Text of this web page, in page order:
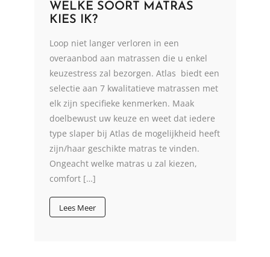
WELKE SOORT MATRAS
KIES IK?
Loop niet langer verloren in een
overaanbod aan matrassen die u enkel
keuzestress zal bezorgen. Atlas biedt een
selectie aan 7 kwalitatieve matrassen met
elk zijn specifieke kenmerken. Maak
doelbewust uw keuze en weet dat iedere
type slaper bij Atlas de mogelijkheid heeft
zijn/haar geschikte matras te vinden.
Ongeacht welke matras u zal kiezen,
comfort […]
Lees Meer